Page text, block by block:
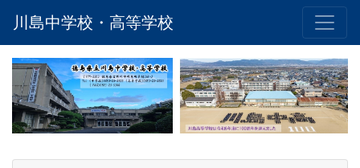
川島中学校・高等学校